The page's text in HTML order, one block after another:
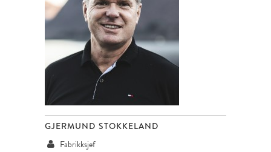
GJERMUND STOKKELAND
Fabrikksjef